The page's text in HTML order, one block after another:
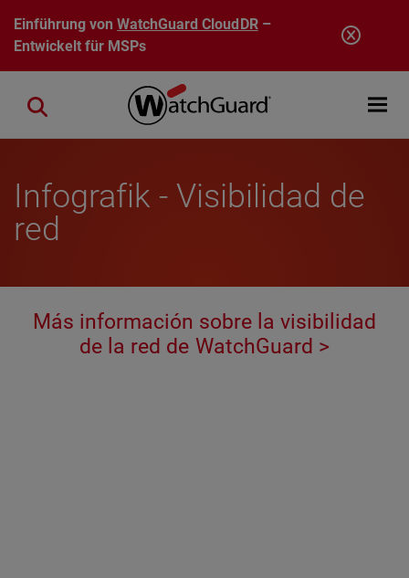
Direkt zum Inhalt
Einführung vonWatchGuard CloudDR–
Entwickelt für MSPs
Open
Close search
Infografik - Visibilidad de
red
Más información sobre la visibilidad
de la red de WatchGuard >